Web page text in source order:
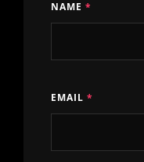
NAME *
EMAIL *